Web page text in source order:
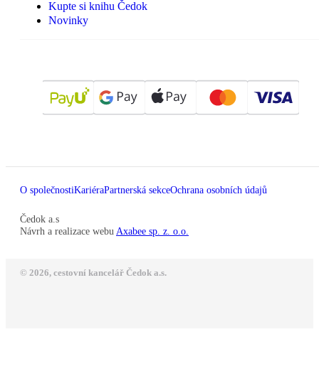
Kupte si knihu Čedok
Novinky
O společnostiKariéraPartnerská sekceOchrana osobních údajů
Čedok a.s
Návrh a realizace webu Axabee sp. z. o.o.
© 2026, cestovní kancelář Čedok a.s.